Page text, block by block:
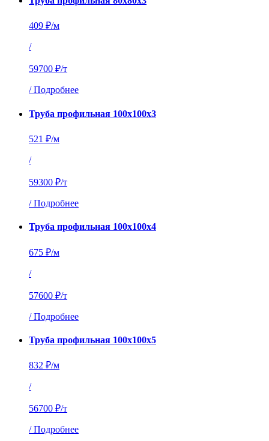
409 ₽/м
/
59700 ₽/т
/ Подробнее
Труба профильная 100х100х3
521 ₽/м
/
59300 ₽/т
/ Подробнее
Труба профильная 100х100х4
675 ₽/м
/
57600 ₽/т
/ Подробнее
Труба профильная 100х100х5
832 ₽/м
/
56700 ₽/т
/ Подробнее